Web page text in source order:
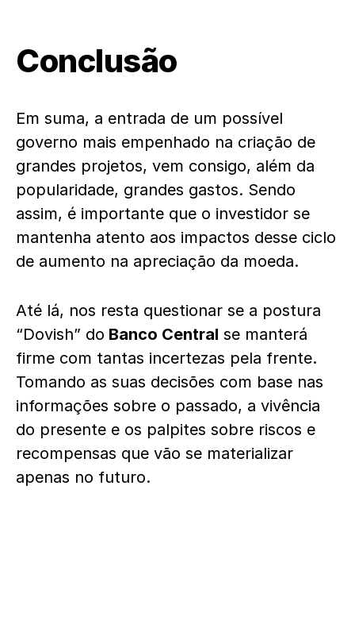
Conclusão
Em suma, a entrada de um possível
governo mais empenhado na criação de
grandes projetos, vem consigo, além da
popularidade, grandes gastos. Sendo
assim, é importante que o investidor se
mantenha atento aos impactos desse ciclo
de aumento na apreciação da moeda.
Até lá, nos resta questionar se a postura
“Dovish” do Banco Central se manterá
firme com tantas incertezas pela frente.
Tomando as suas decisões com base nas
informações sobre o passado, a vivência
do presente e os palpites sobre riscos e
recompensas que vão se materializar
apenas no futuro.